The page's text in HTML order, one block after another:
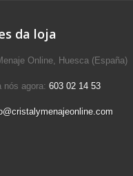
da loja
Online, Huesca (España)
nós agora: 603 02 14 53